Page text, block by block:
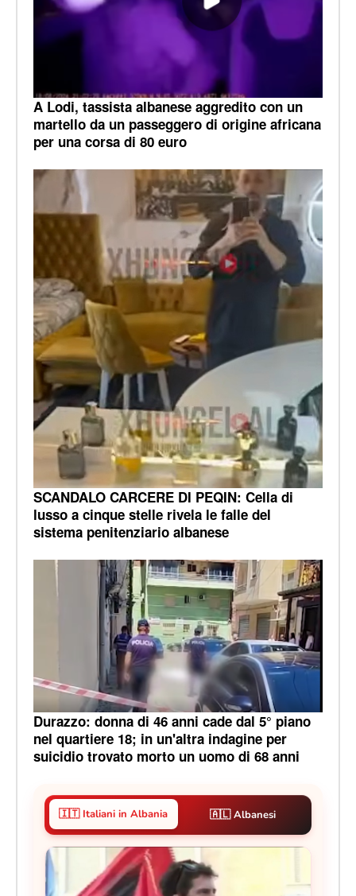
A Lodi, tassista albanese aggredito con un
martello da un passeggero di origine africana
per una corsa di 80 euro
SCANDALO CARCERE DI PEQIN: Cella di
lusso a cinque stelle rivela le falle del
sistema penitenziario albanese
Durazzo: donna di 46 anni cade dal 5° piano
nel quartiere 18; in un'altra indagine per
suicidio trovato morto un uomo di 68 anni
🇮🇹 Italiani in Albania 🇦🇱 Albanesi